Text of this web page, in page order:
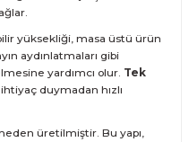
yüksekliği, masa üstü ürün
aydınlatmaları gibi
yardımcı olur. Tek
ihtiyaç duymadan hızlı
üretilmiştir. Bu yapı,